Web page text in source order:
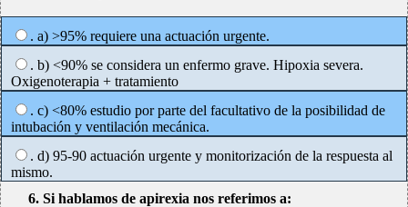
. a) >95% requiere una actuación urgente.
. b) <90% se considera un enfermo grave. Hipoxia severa.
Oxigenoterapia + tratamiento
. c) <80% estudio por parte del facultativo de la posibilidad de
intubación y ventilación mecánica.
. d) 95-90 actuación urgente y monitorización de la respuesta al
mismo.
6. Si hablamos de apirexia nos referimos a: